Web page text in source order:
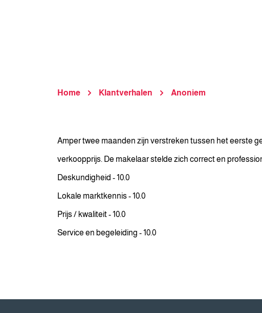
Home Klantverhalen Anoniem
Amper twee maanden zijn verstreken tussen het eerste
verkoopprijs. De makelaar stelde zich correct en
Deskundigheid - 10.0
Lokale marktkennis - 10.0
Prijs / kwaliteit - 10.0
Service en begeleiding - 10.0